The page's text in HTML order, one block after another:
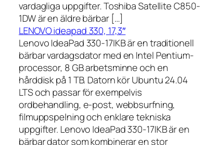
vardagliga uppgifter. Toshiba Satellite C850-
1DW är en äldre bärbar […]
LENOVO ideapad 330, 17,3″
Lenovo IdeaPad 330-17IKB är en traditionell
bärbar vardagsdator med en Intel Pentium-
processor, 8 GB arbetsminne och en
hårddisk på 1 TB. Datorn kör Ubuntu 24.04
LTS och passar för exempelvis
ordbehandling, e-post, webbsurfning,
filmuppspelning och enklare tekniska
uppgifter. Lenovo IdeaPad 330-17IKB är en
bärbar dator som kombinerar en stor